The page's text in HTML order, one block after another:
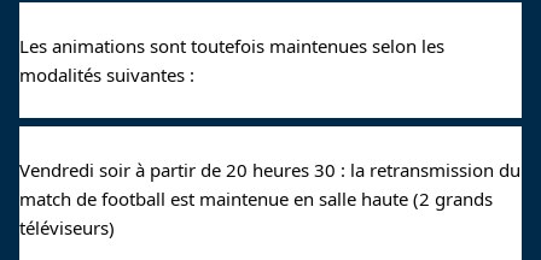
Les animations sont toutefois maintenues selon les
modalités suivantes :
Vendredi soir à partir de 20 heures 30 : la retransmission du
match de football est maintenue en salle haute (2 grands
téléviseurs)